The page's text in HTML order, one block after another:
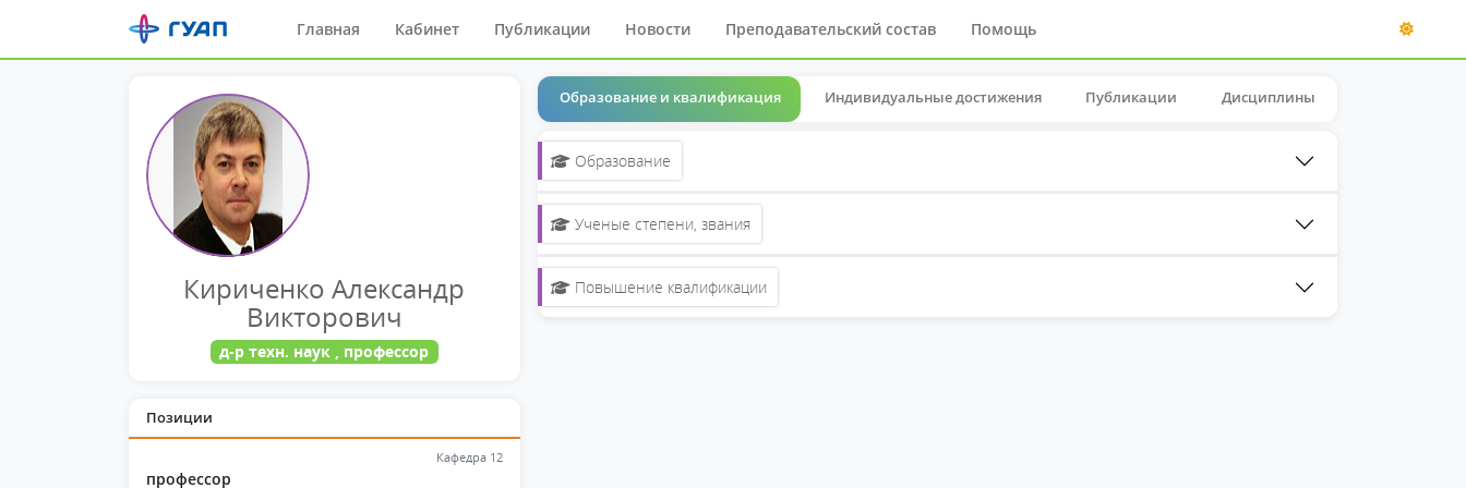
Главная Кабинет Публикации Новости Преподавательский состав Помощь
Кириченко Александр
Викторович
д-р техн. наук , профессор
Позиции
Кафедра 12
профессор
Образование и квалификация Индивидуальные достижения Публикации Дисциплины
Образование
Ученые степени, звания
Повышение квалификации